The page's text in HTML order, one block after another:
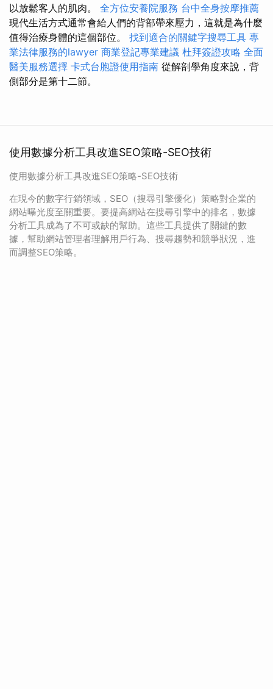
以放鬆客人的肌肉。 全方位安養院服務 台中全身按摩推薦
現代生活方式通常會給人們的背部帶來壓力，這就是為什麼
值得治療身體的這個部位。 找到適合的關鍵字搜尋工具 專
業法律服務的lawyer 商業登記專業建議 杜拜簽證攻略 全面
醫美服務選擇 卡式台胞證使用指南 從解剖學角度來說，背
側部分是第十二節。
使用數據分析工具改進SEO策略-SEO技術
使用數據分析工具改進SEO策略-SEO技術
在現今的數字行銷領域，SEO（搜尋引擎優化）策略對企業的
網站曝光度至關重要。要提高網站在搜尋引擎中的排名，數據
分析工具成為了不可或缺的幫助。這些工具提供了關鍵的數
據，幫助網站管理者理解用戶行為、搜尋趨勢和競爭狀況，進
而調整SEO策略。